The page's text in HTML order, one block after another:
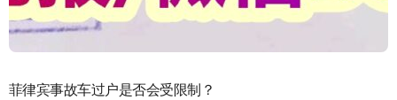
菲律宾事故车过户是否会受限制？